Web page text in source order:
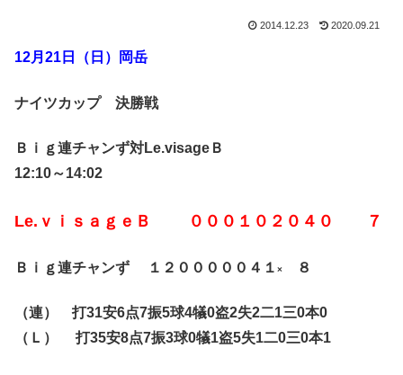
2014.12.23 2020.09.21
12月21日（日）岡岳
ナイツカップ 決勝戦
Ｂｉｇ連チャンず対Le.visageＢ
12:10～14:02
Le.ｖｉｓａｇｅＢ ０００１０２０４０ ７
Ｂｉｇ連チャンず １２０００００４１ × ８
（連） 打31安6点7振5球4犠0盗2失2二1三0本0
（Ｌ） 打35安8点7振3球0犠1盗5失1二0三0本1